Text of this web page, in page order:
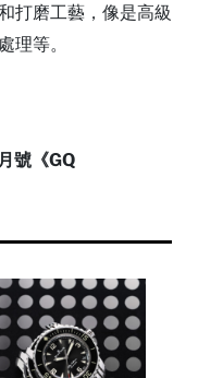
打磨工藝，像是高級
理等。
號《GQ